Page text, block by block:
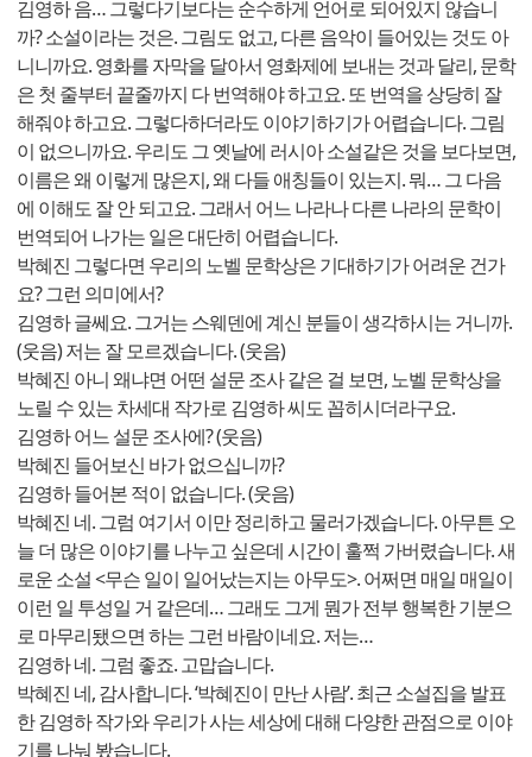
김영하 음… 그렇다기보다는 순수하게 언어로 되어있지 않습니
까? 소설이라는 것은. 그림도 없고, 다른 음악이 들어있는 것도 아
니니까요. 영화를 자막을 달아서 영화제에 보내는 것과 달리, 문학
은 첫 줄부터 끝줄까지 다 번역해야 하고요. 또 번역을 상당히 잘
해줘야 하고요. 그렇다하더라도 이야기하기가 어렵습니다. 그림
이 없으니까요. 우리도 그 옛날에 러시아 소설같은 것을 보다보면,
이름은 왜 이렇게 많은지, 왜 다들 애칭들이 있는지. 뭐… 그 다음
에 이해도 잘 안 되고요. 그래서 어느 나라나 다른 나라의 문학이
번역되어 나가는 일은 대단히 어렵습니다.
박혜진 그렇다면 우리의 노벨 문학상은 기대하기가 어려운 건가
요? 그런 의미에서?
김영하 글쎄요. 그거는 스웨덴에 계신 분들이 생각하시는 거니까.
(웃음) 저는 잘 모르겠습니다. (웃음)
박혜진 아니 왜냐면 어떤 설문 조사 같은 걸 보면, 노벨 문학상을
노릴 수 있는 차세대 작가로 김영하 씨도 꼽히시더라구요.
김영하 어느 설문 조사에? (웃음)
박혜진 들어보신 바가 없으십니까?
김영하 들어본 적이 없습니다. (웃음)
박혜진 네. 그럼 여기서 이만 정리하고 물러가겠습니다. 아무튼 오
늘 더 많은 이야기를 나누고 싶은데 시간이 훌쩍 가버렸습니다. 새
로운 소설 <무슨 일이 일어났는지는 아무도>. 어쩌면 매일 매일이
이런 일 투성일 거 같은데… 그래도 그게 뭔가 전부 행복한 기분으
로 마무리됐으면 하는 그런 바람이네요. 저는…
김영하 네. 그럼 좋죠. 고맙습니다.
박혜진 네, 감사합니다. ‘박혜진이 만난 사람’. 최근 소설집을 발표
한 김영하 작가와 우리가 사는 세상에 대해 다양한 관점으로 이야
기를 나눠 봤습니다.